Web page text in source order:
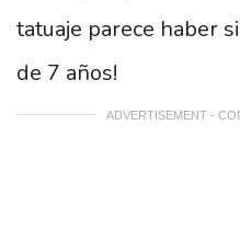
tatuaje parece haber
de 7 años!
ADVERTISEMENT -